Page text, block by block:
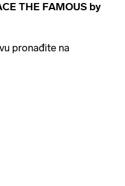
THE FAMOUS by
pronađite na